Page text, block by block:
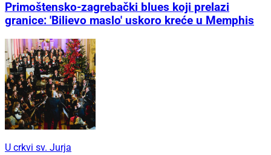
Primoštensko-zagrebački blues koji prelazi
granice: 'Bilievo maslo' uskoro kreće u Memphis
U crkvi sv. Jurja